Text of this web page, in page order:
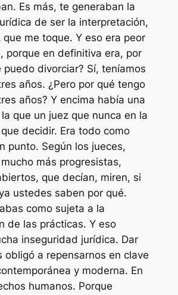
Es más, te generaban la
de ser la interpretación,
que me toque. Y eso era peor
porque en definitiva era, por
puedo divorciar? Sí, teníamos
años. ¿Pero por qué tengo
años? Y encima había una
que un juez que nunca en la
decidir. Era todo como
punto. Según los jueces,
más progresistas,
que decían, miren, si
ustedes saben por qué.
como sujeta a la
de las prácticas. Y eso
inseguridad jurídica. Dar
obligó a repensarnos en clave
y moderna. En
humanos. Porque